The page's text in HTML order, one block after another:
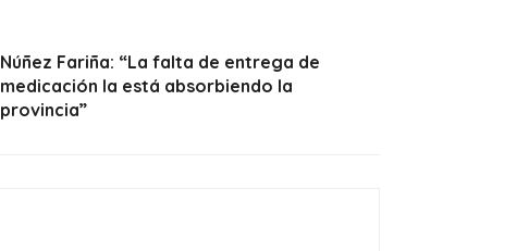
Núñez Fariña: “La falta de entrega de
medicación la está absorbiendo la
provincia”